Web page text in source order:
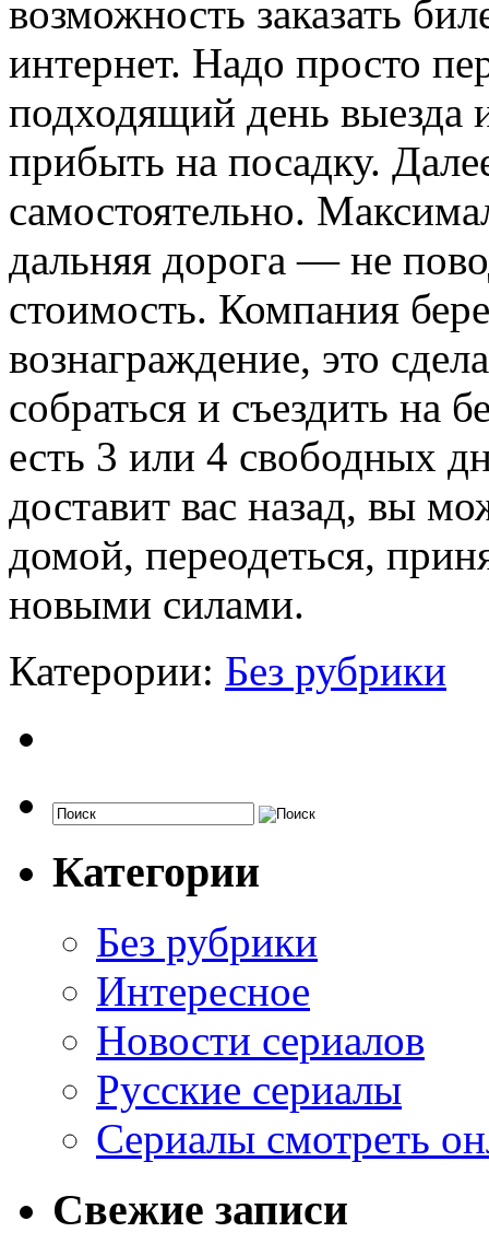
возможность заказать
интернет. Надо просто
подходящий день выезда
прибыть на посадку.
самостоятельно.
дальняя дорога — не
стоимость. Компания
вознаграждение, это
собраться и съездить на
есть 3 или 4 свободных
доставит вас назад, вы
домой, переодеться,
новыми силами.
Катерории: Без рубрики
Категории
Без рубрики
Интересное
Новости сериалов
Русские сериалы
Сериалы смотреть
Свежие записи